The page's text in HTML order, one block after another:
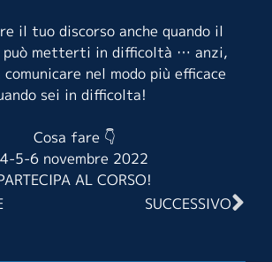
il tuo discorso anche quando il
può metterti in difficoltà … anzi,
nel modo più efficace
sei in difficolta!
Cosa fare 👇
4-5-6 novembre 2022
AL CORSO!
SUCCESSIVO